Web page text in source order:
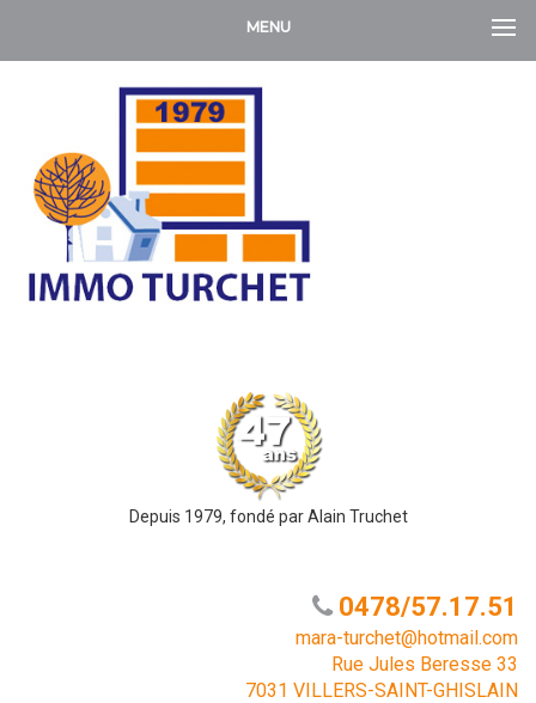
MENU
Depuis 1979, fondé par Alain Truchet
0478/57.17.51
mara-turchet@hotmail.com
Rue Jules Beresse 33
7031 VILLERS-SAINT-GHISLAIN